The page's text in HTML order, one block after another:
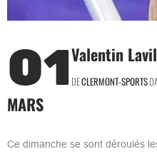
01
MARS
Valentin
DECLERMONT-SPORTS
Ce dimanche se sont déroulés